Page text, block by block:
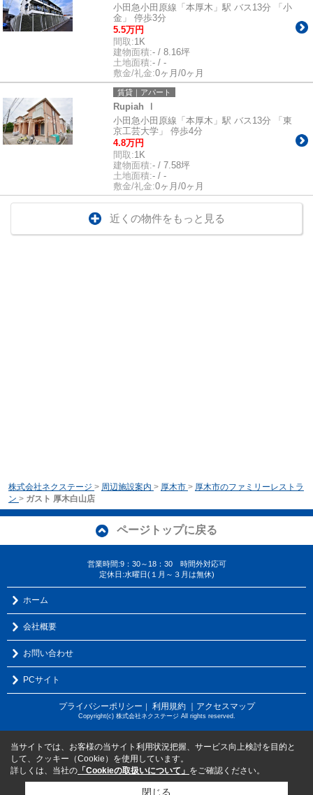
小田急小田原線「本厚木」駅 バス13分 「小
金」 停歩3分
5.5万円
間取:1K
建物面積:- / 8.16坪
土地面積:- / -
敷金/礼金:0ヶ月/0ヶ月
賃貸｜アパート
Rupiah Ⅰ
小田急小田原線「本厚木」駅 バス13分 「東
京工芸大学」 停歩4分
4.8万円
間取:1K
建物面積:- / 7.58坪
土地面積:- / -
敷金/礼金:0ヶ月/0ヶ月
近くの物件をもっと見る
株式会社ネクステージ > 周辺施設案内 > 厚木市 > 厚木市のファミリーレストラ
ン > ガスト 厚木白山店
ページトップに戻る
営業時間:9：30～18：30 時間外対応可
定休日:水曜日(１月～３月は無休)
ホーム
会社概要
お問い合わせ
PCサイト
プライバシーポリシー ｜ 利用規約 ｜アクセスマップ
Copyright(c) 株式会社ネクステージ All rights reserved.
当サイトでは、お客様の当サイト利用状況把握、サービス向上検討を目的と
して、クッキー（Cookie）を使用しています。
詳しくは、当社の 「Cookieの取扱いについて」 をご確認ください。
閉じる